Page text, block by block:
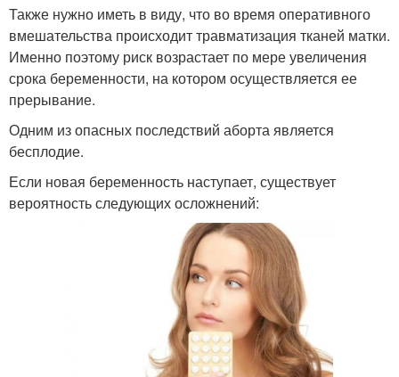
Также нужно иметь в виду, что во время оперативного
вмешательства происходит травматизация тканей матки.
Именно поэтому риск возрастает по мере увеличения
срока беременности, на котором осуществляется ее
прерывание.
Одним из опасных последствий аборта является
бесплодие.
Если новая беременность наступает, существует
вероятность следующих осложнений: